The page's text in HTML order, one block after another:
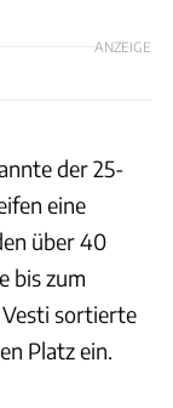
ANZEIGE
der 25-
eine
über 40
bis zum
Vesti sortierte
Platz ein.